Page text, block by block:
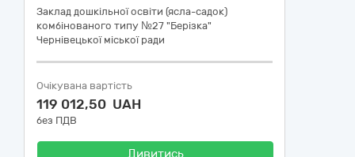
Заклад дошкільної освіти (ясла-садок)
комбінованого типу №27 "Берізка"
Чернівецької міської ради
Очікувана вартість
119 012,50 UAH
без ПДВ
Дивитись